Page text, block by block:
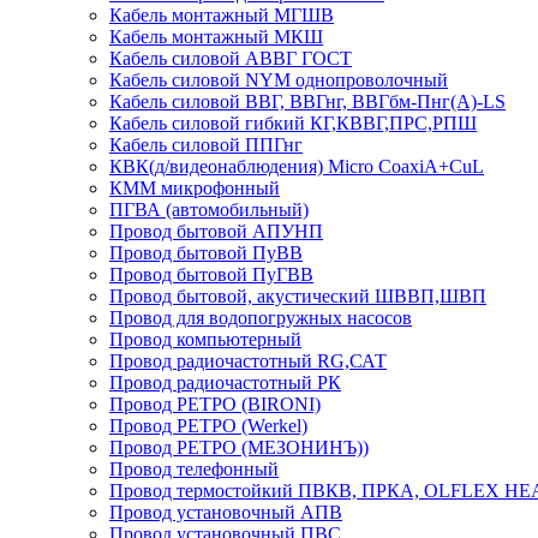
Кабель монтажный МГШВ
Кабель монтажный МКШ
Кабель силовой АВВГ ГОСТ
Кабель силовой NYM однопроволочный
Кабель силовой ВВГ, ВВГнг, ВВГбм-Пнг(А)-LS
Кабель силовой гибкий КГ,КВВГ,ПРС,РПШ
Кабель силовой ППГнг
КВК(д/видеонаблюдения) Micro CoaxiA+CuL
КММ микрофонный
ПГВА (автомобильный)
Провод бытовой АПУНП
Провод бытовой ПуВВ
Провод бытовой ПуГВВ
Провод бытовой, акустический ШВВП,ШВП
Провод для водопогружных насосов
Провод компьютерный
Провод радиочастотный RG,САТ
Провод радиочастотный РК
Провод РЕТРО (BIRONI)
Провод РЕТРО (Werkel)
Провод РЕТРО (МЕЗОНИНЪ))
Провод телефонный
Провод термостойкий ПВКВ, ПРКА, OLFLEX
Провод установочный АПВ